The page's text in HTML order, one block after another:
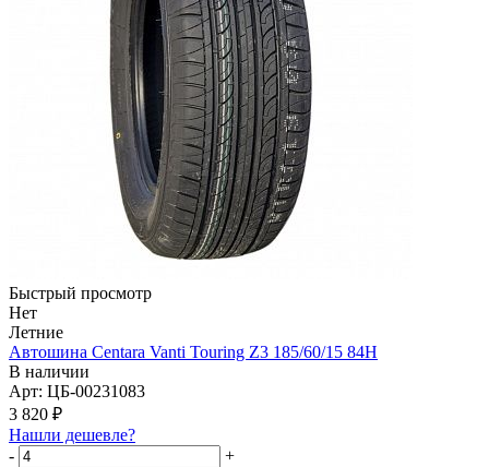
Быстрый просмотр
Нет
Летние
Автошина Centara Vanti Touring Z3 185/60/15 84H
В наличии
Арт: ЦБ-00231083
3 820 ₽
Нашли дешевле?
-
+